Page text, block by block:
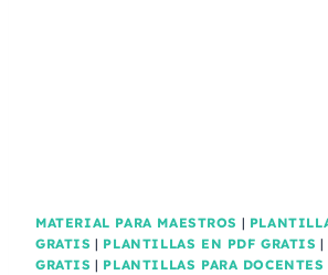
MATERIAL PARA MAESTROS |
GRATIS | PLANTILLAS EN PDF GRATIS |
GRATIS | PLANTILLAS PARA DOCENTES